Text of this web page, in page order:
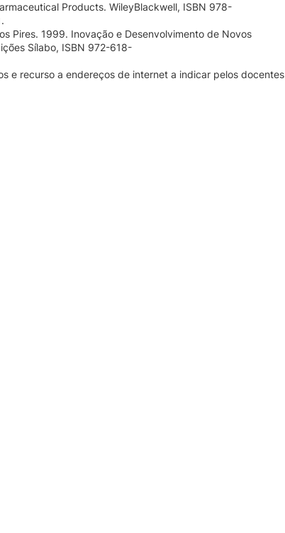
Products. WileyBlackwell, ISBN 978-
Pires. 1999. Inovação e Desenvolvimento de Novos
Sílabo, ISBN 972-618-
e recurso a endereços de internet a indicar pelos docentes